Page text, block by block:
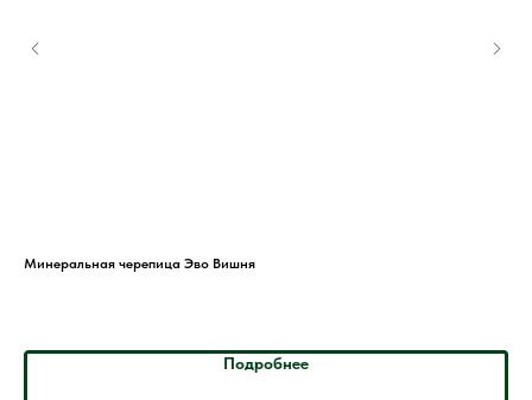
Минеральная черепица Эво Вишня
Подробнее